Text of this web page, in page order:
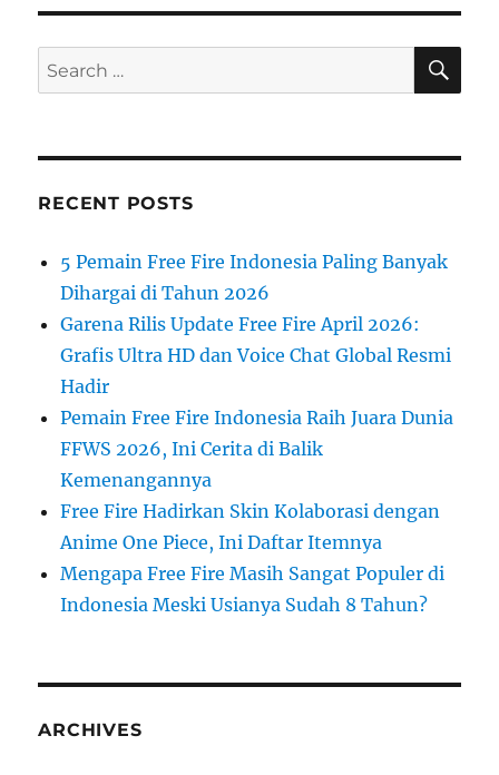
Search
for:
RECENT POSTS
5 Pemain Free Fire Indonesia Paling Banyak
Dihargai di Tahun 2026
Garena Rilis Update Free Fire April 2026:
Grafis Ultra HD dan Voice Chat Global Resmi
Hadir
Pemain Free Fire Indonesia Raih Juara Dunia
FFWS 2026, Ini Cerita di Balik
Kemenangannya
Free Fire Hadirkan Skin Kolaborasi dengan
Anime One Piece, Ini Daftar Itemnya
Mengapa Free Fire Masih Sangat Populer di
Indonesia Meski Usianya Sudah 8 Tahun?
ARCHIVES